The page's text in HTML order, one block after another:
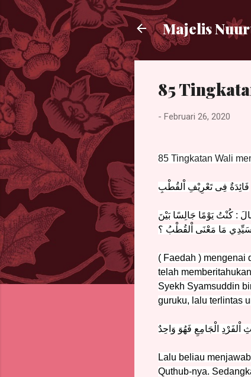
Majelis
85
- Februari 26, 2020
85 Tingkatan Wali
فَائِدَةٌ فِى تَعْرِيْفِ اْلقُطْبِ
: كُنْتُ يَوْمًا جَالِسًا بَيْنَ
مَا مَعْنَى اْلقُطْبُ ؟
( Faedah ) mengenai
telah
Syekh Syamsuddin
guruku, lalu terlintas
الْجَامِعِ فَهُوَ وَاحِدٌ
Lalu beliau
Quthub-nya.